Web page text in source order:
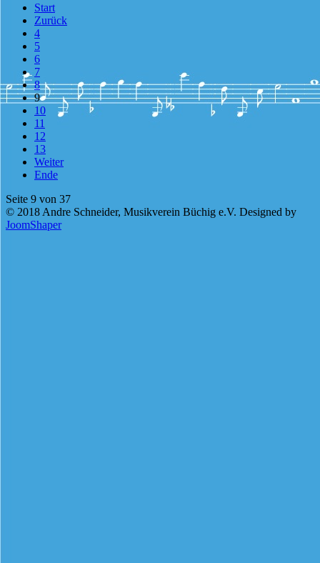
Start
Zurück
4
5
6
7
8
9
10
11
12
13
Weiter
Ende
Seite 9 von 37
© 2018 Andre Schneider, Musikverein Büchig e.V. Designed by
JoomShaper